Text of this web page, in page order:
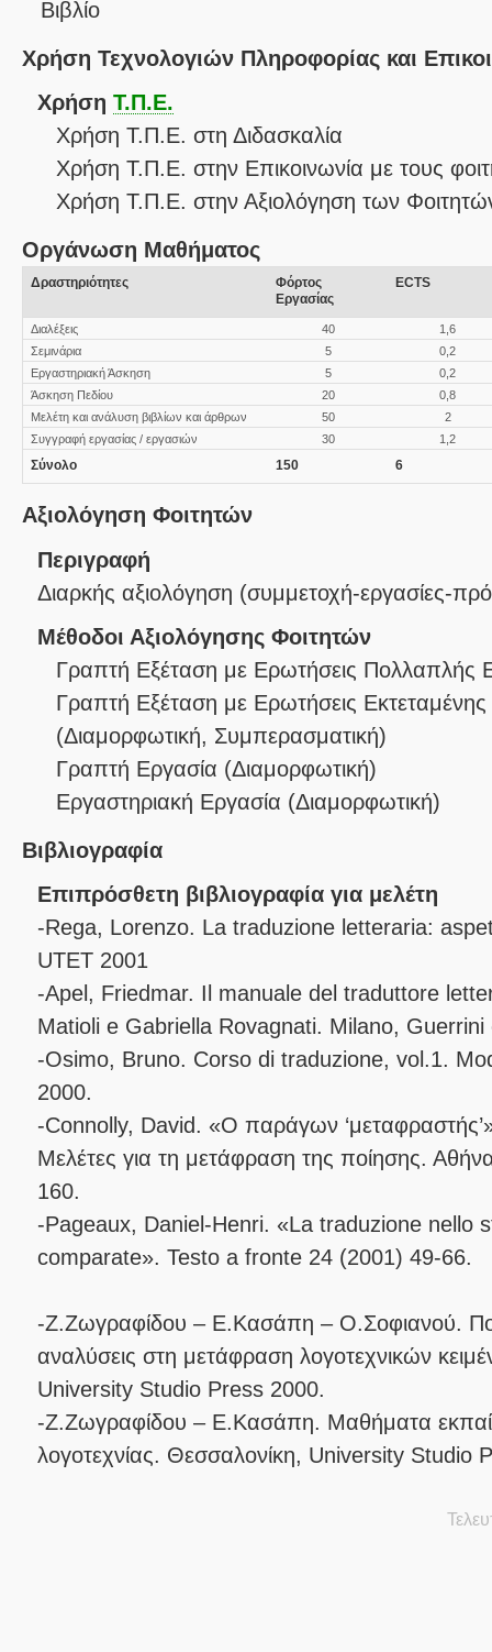
Βιβλίο
Χρήση Τεχνολογιών Πληροφορίας και
Χρήση Τ.Π.Ε.
Χρήση Τ.Π.Ε. στη Διδασκαλία
Χρήση Τ.Π.Ε. στην Επικοινωνία με τους
Χρήση Τ.Π.Ε. στην Αξιολόγηση των
Οργάνωση Μαθήματος
Δραστηριότητες
Φόρτος
Εργασίας
ECTS
Διαλέξεις 40
1,6
Σεμινάρια
5
0,2
Εργαστηριακή Άσκηση
5
0,2
Άσκηση Πεδίου
20
0,8
Μελέτη και ανάλυση βιβλίων και άρθρων
50
2
Συγγραφή εργασίας / εργασιών
30 1,2
Σύνολο 150 6
Αξιολόγηση Φοιτητών
Περιγραφή
Διαρκής αξιολόγηση (συμμετοχή-εργασίες-
Μέθοδοι Αξιολόγησης Φοιτητών
Γραπτή Εξέταση με Ερωτήσεις Πολλαπλής
Γραπτή Εξέταση με Ερωτήσεις
(Διαμορφωτική, Συμπερασματική)
Γραπτή Εργασία (Διαμορφωτική)
Εργαστηριακή Εργασία (Διαμορφωτική)
Βιβλιογραφία
Επιπρόσθετη βιβλιογραφία για μελέτη
-Rega, Lorenzo. La traduzione letteraria:
UTET 2001
-Apel, Friedmar. Il manuale del traduttore
Matioli e Gabriella Rovagnati. Milano, Guerrini
-Osimo, Bruno. Corso di traduzione, vol.1.
2000.
-Connolly, David. «Ο παράγων
Μελέτες για τη μετάφραση της ποίησης.
160.
-Pageaux, Daniel-Henri. «La traduzione nello
comparate». Testo a fronte 24 (2001) 49-66.
-Ζ.Ζωγραφίδου – Ε.Κασάπη – Ο.Σοφιανού.
αναλύσεις στη μετάφραση λογοτεχνικών
University Studio Press 2000.
-Ζ.Ζωγραφίδου – Ε.Κασάπη. Μαθήματα
λογοτεχνίας. Θεσσαλονίκη, University Studio